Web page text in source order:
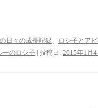
日々の成長記録 ロシ子とア
ーのロシ子 | 投稿日: 2015年1月4